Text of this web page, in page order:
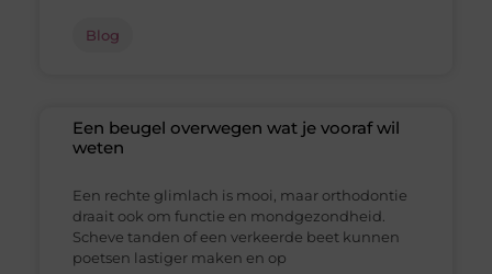
Blog
Een beugel overwegen wat je vooraf wil
weten
Een rechte glimlach is mooi, maar orthodontie
draait ook om functie en mondgezondheid.
Scheve tanden of een verkeerde beet kunnen
poetsen lastiger maken en op